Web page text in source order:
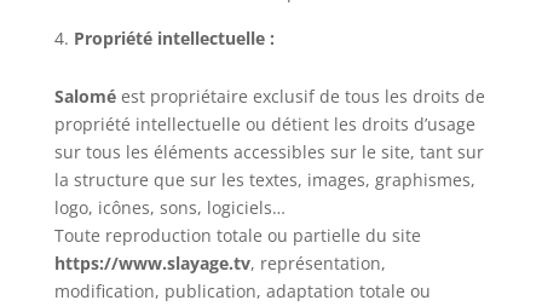
Propriété intellectuelle :
Saloméest propriétaire exclusif de tous les droits de
propriété intellectuelle ou détient les droits d’usage
sur tous les éléments accessibles sur le site, tant sur
la structure que sur les textes, images, graphismes,
logo, icônes, sons, logiciels…
Toute reproduction totale ou partielle du site
https://www.slayage.tv, représentation,
modification, publication, adaptation totale ou